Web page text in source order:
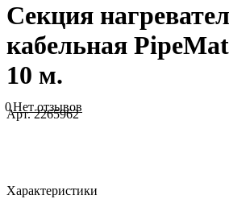
Секция
кабельная
10 м.
0Нет отзывов
Арт.2265962
Характеристики